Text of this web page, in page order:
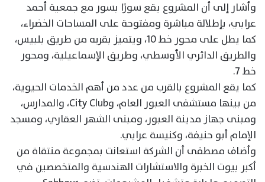
وأشار إلى أن المشروع يقع سورًا بسور مع جمعية أحمد
عرابي، بإطلالة مباشرة ومفتوحة على المساحات الخضراء،
كما يطل على محور خط 10، ويتميز بقربه من طريق بلبيس،
والطريق الدائري الأوسطي، وطريق الإسماعيلية، ومحور
خط 7.
كما يقع المشروع بالقرب من عدد من أهم الخدمات الحيوية،
من بينها مستشفى العبور العام، وCity Club، والمدارس،
ومبنى جهاز مدينة العبور، ومبنى الشهر العقاري، ومسجد
الإمام أبو حنيفة، وكنيسة عرابي.
وأضاف مصطفى أن الشركة استعانت بمجموعة منتقاة من
أكبر بيوت الخبرة والاستشارات الهندسية والمتخصصين في